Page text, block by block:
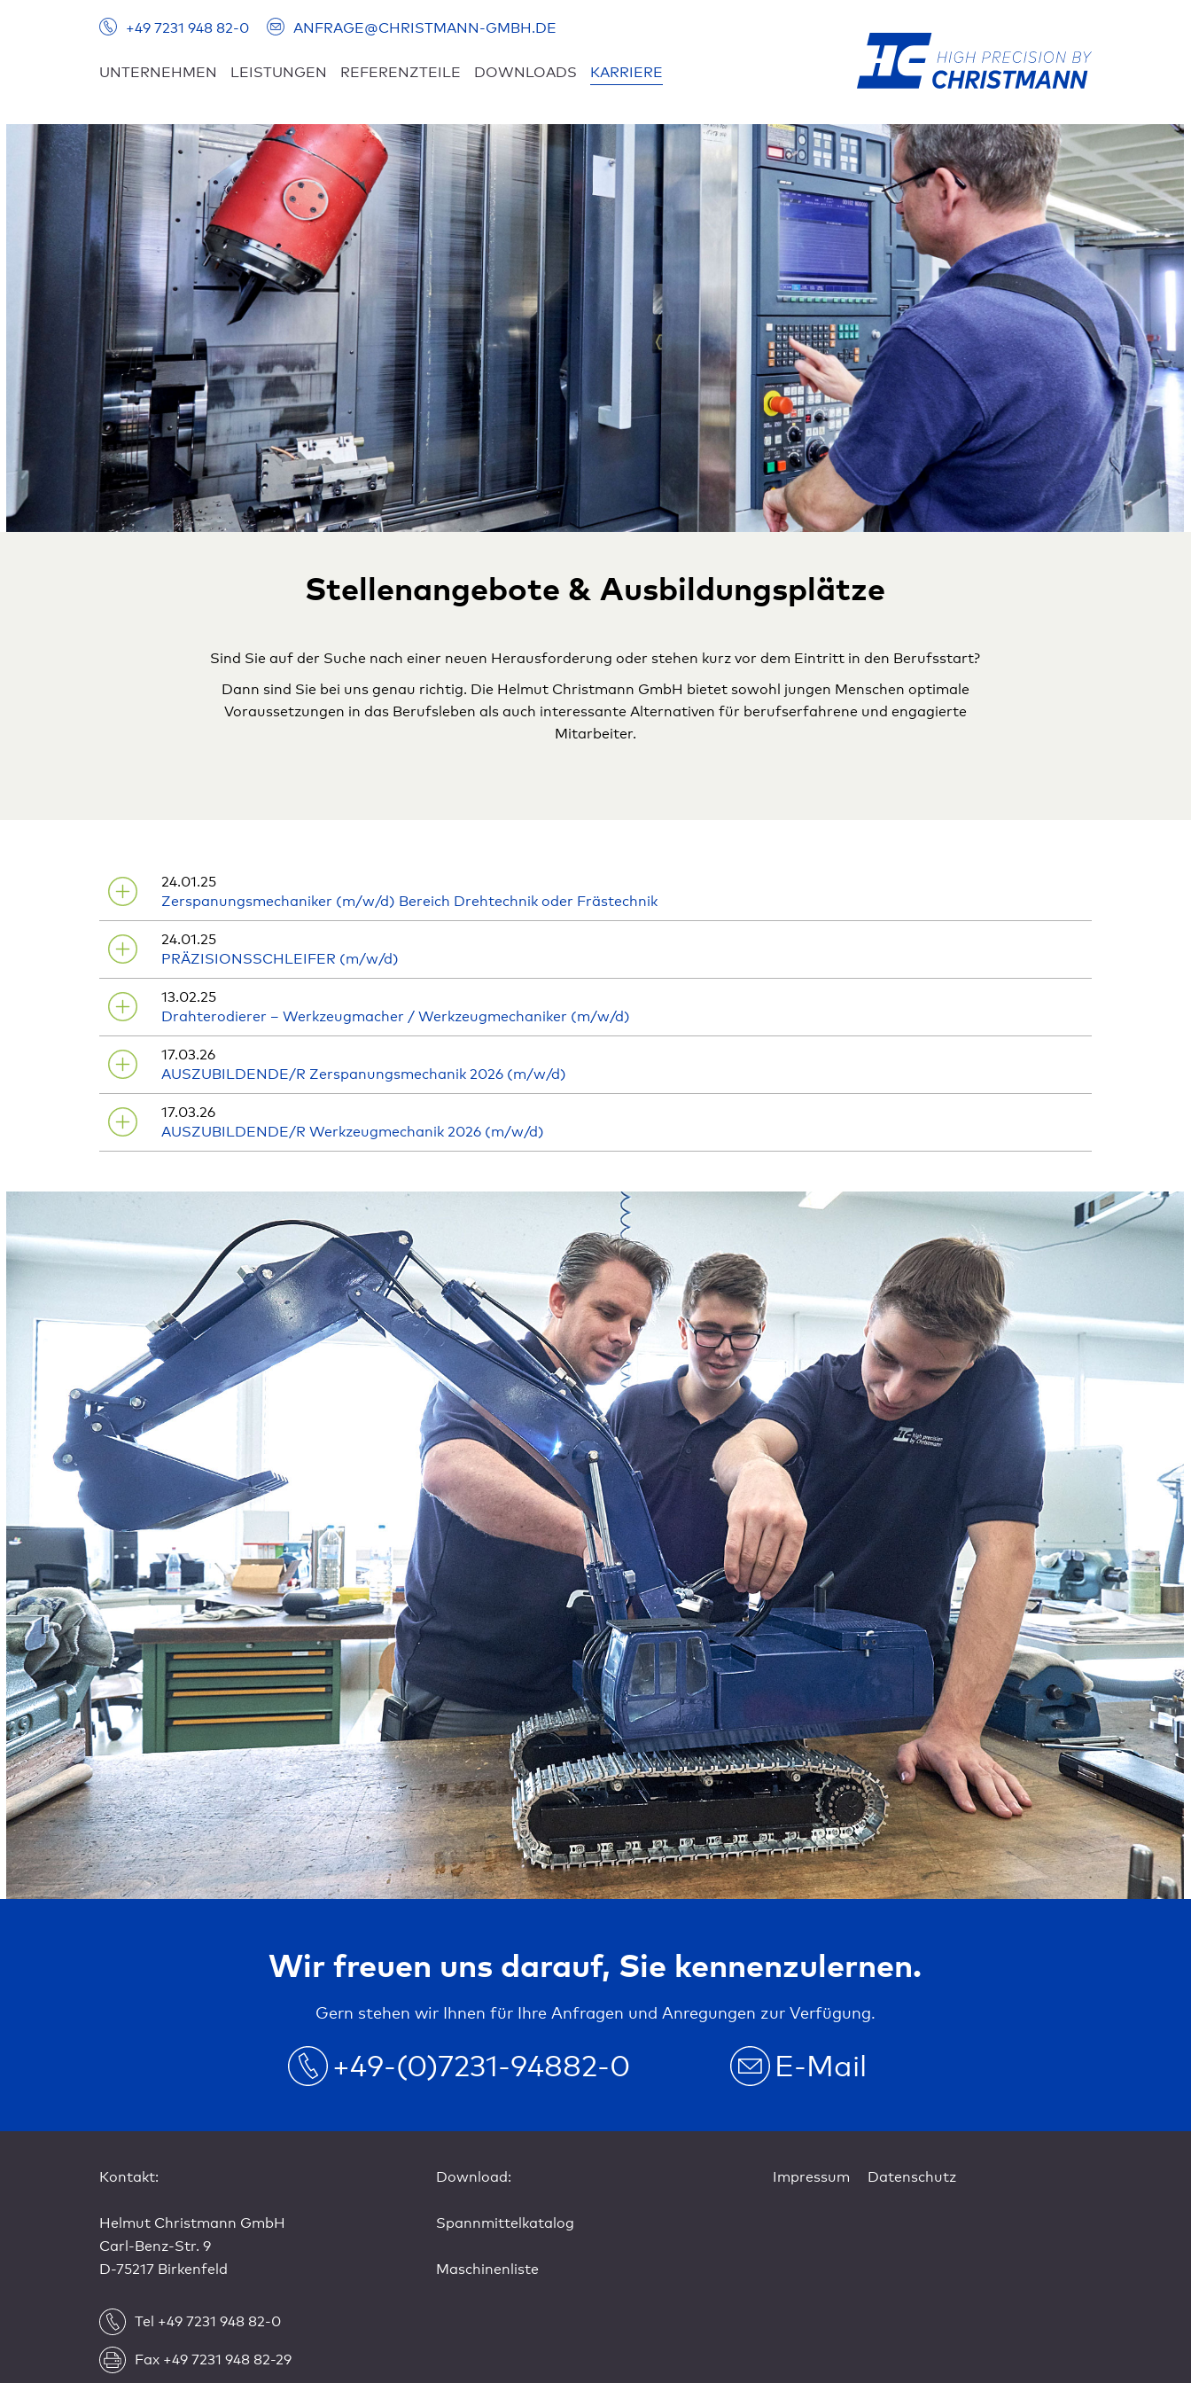
+49 7231 948 82-0 ANFRAGE@CHRISTMANN-GMBH.DE
UNTERNEHMEN LEISTUNGEN REFERENZTEILE DOWNLOADS KARRIERE
Stellenangebote & Ausbildungsplätze
Sind Sie auf der Suche nach einer neuen Herausforderung oder stehen kurz vor dem Eintritt in den Berufsstart?
Dann sind Sie bei uns genau richtig. Die Helmut Christmann GmbH bietet sowohl jungen Menschen optimale
Voraussetzungen in das Berufsleben als auch interessante Alternativen für berufserfahrene und engagierte
Mitarbeiter.
24.01.25
Zerspanungsmechaniker (m/w/d) Bereich Drehtechnik oder Frästechnik
24.01.25
PRÄZISIONSSCHLEIFER (m/w/d)
13.02.25
Draht­ero­dierer – Werk­zeug­macher / Werk­zeug­mechaniker (m/w/d)
17.03.26
AUSZUBILDENDE/R Zerspanungsmechanik 2026 (m/w/d)
17.03.26
AUSZUBILDENDE/R Werkzeugmechanik 2026 (m/w/d)
Wir freuen uns darauf, Sie kennenzulernen.
Gern stehen wir Ihnen für Ihre Anfragen und Anregungen zur Verfügung.
+49-(0)7231-94882-0 E-Mail
Kontakt:
Helmut Christmann GmbH
Carl-Benz-Str. 9
D-75217 Birkenfeld
Tel +49 7231 948 82-0
Fax +49 7231 948 82-29
Download:
Spannmittelkatalog
Maschinenliste
Impressum Datenschutz